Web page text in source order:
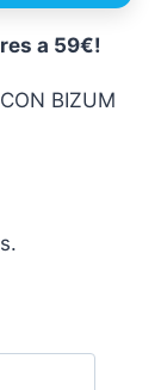
a 59€!
BIZUM